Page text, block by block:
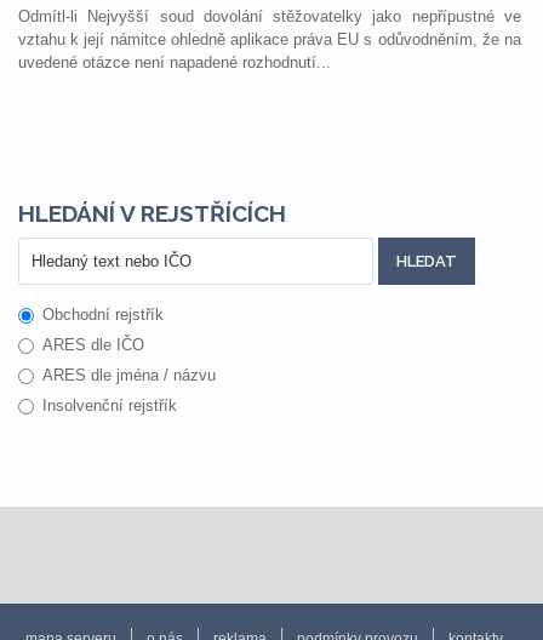
Odmítl-li Nejvyšší soud dovolání stěžovatelky jako nepřípustné ve
vztahu k její námitce ohledně aplikace práva EU s odůvodněním, že na
uvedené otázce není napadené rozhodnutí...
HLEDÁNÍ V REJSTŘÍCÍCH
Obchodní rejstřík
ARES dle IČO
ARES dle jména / názvu
Insolvenční rejstřík